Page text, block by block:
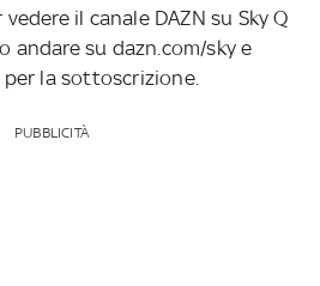
il canale DAZN su Sky Q
andare su dazn.com/sky e
la sottoscrizione.
PUBBLICITÀ